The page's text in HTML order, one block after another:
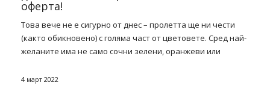
оферта!
Това вече не е сигурно от днес – пролетта ще ни чести
(както обикновено) с голяма част от цветовете. Сред най-
желаните има не само сочни зелени, оранжеви или
направят
4 март 2022